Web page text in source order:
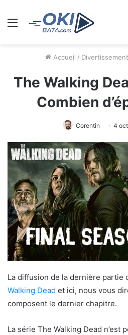
Menu
Accueil / Divertissement
The Walking
Combien
Corentin 4
La diffusion de la dernière partie
Walking Dead et ici, nous vous
composent le dernier chapitre.
La série The Walking Dead n’est